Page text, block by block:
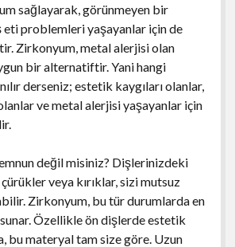
sağlayarak, görünmeyen bir
eti problemleri yaşayanlar için de
Zirkonyum, metal alerjisi olan
bir alternatiftir. Yani hangi
derseniz; estetik kaygıları olanlar,
ve metal alerjisi yaşayanlar için
değil misiniz? Dişlerinizdeki
veya kırıklar, sizi mutsuz
Zirkonyum, bu tür durumlarda en
Özellikle ön dişlerde estetik
bu materyal tam size göre. Uzun